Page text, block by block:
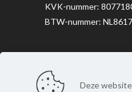
KVK-nummer:
BTW-nummer:
© Prachtnagels. Alle
Deze